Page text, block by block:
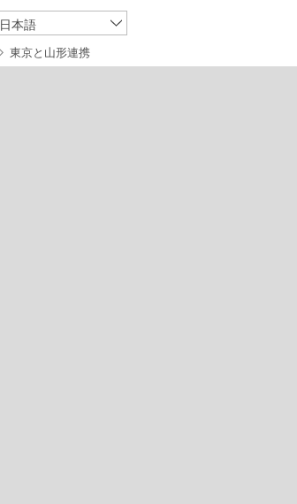
日本語
東京と山形連携